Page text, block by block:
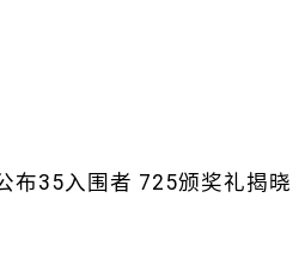
布35入围者 725颁奖礼揭晓